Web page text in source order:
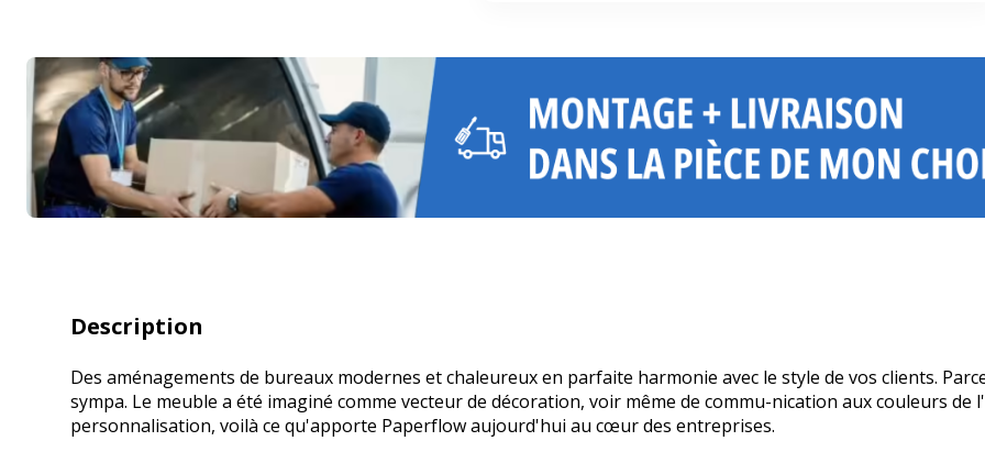
Description
Des aménagements de bureaux modernes et chaleureux en parfaite harmonie avec le style de vos clients.
sympa. Le meuble a été imaginé comme vecteur de décoration, voir même de commu-nication aux couleurs
personnalisation, voilà ce qu'apporte Paperflow aujourd'hui au cœur des entreprises.